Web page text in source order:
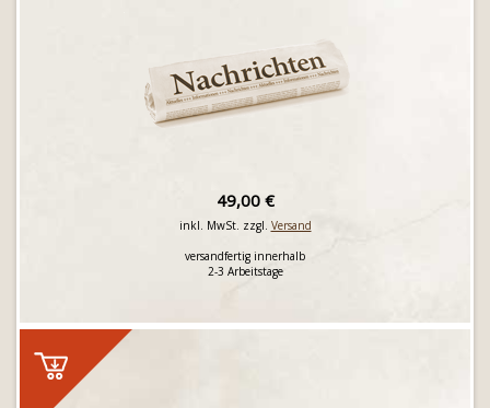
49,00 €
inkl. MwSt. zzgl. Versand
versandfertig innerhalb
2-3 Arbeitstage